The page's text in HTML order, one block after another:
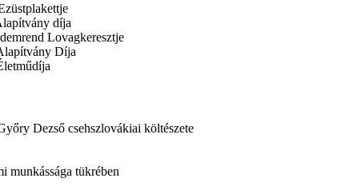
díja
Lovagkeresztje
Díja
Dezső csehszlovákiai költészete
munkássága tükrében